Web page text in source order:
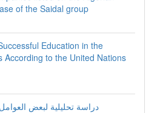
of the Saidal group
Education in the
According to the United Nations
دراسة تحليلية لبعض